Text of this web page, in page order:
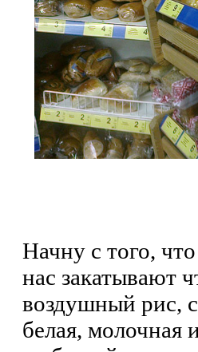
Начну с того,
нас закатывают
воздушный рис,
белая, молочная